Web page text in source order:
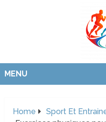
MENU
Home
Sport Et